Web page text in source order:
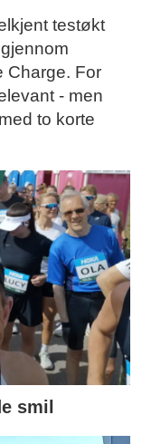
testøkt
Charge. For
- men
to korte
smil